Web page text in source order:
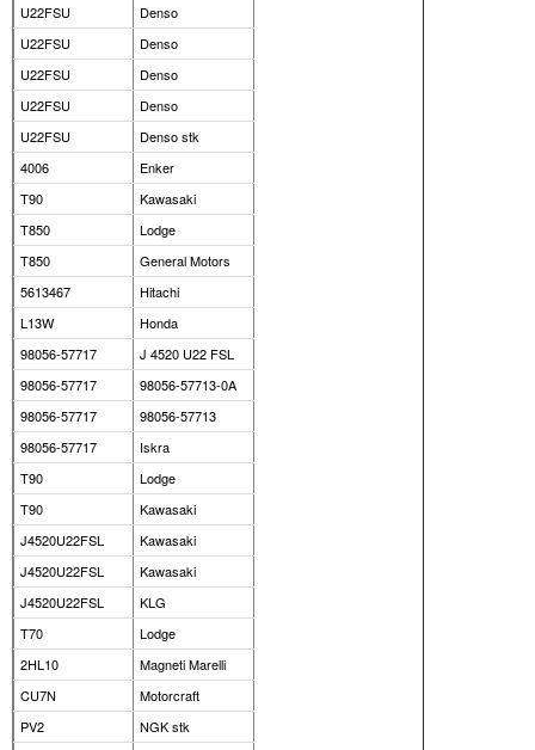
U22FSU
Denso
U22FSU
Denso
U22FSU
Denso
U22FSU
Denso
U22FSU
Denso stk
4006
Enker
T90
Kawasaki
T850
Lodge
T850
General Motors
5613467
Hitachi
L13W
Honda
98056-57717
J 4520 U22 FSL
98056-57717
98056-57713-0A
98056-57717
98056-57713
98056-57717
Iskra
T90
Lodge
T90
Kawasaki
J4520U22FSL
Kawasaki
J4520U22FSL
Kawasaki
J4520U22FSL
KLG
T70
Lodge
2HL10
Magneti Marelli
CU7N
Motorcraft
PV2
NGK stk